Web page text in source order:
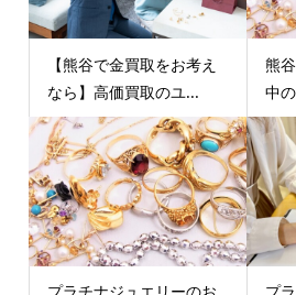
【熊谷で金買取をお考え
なら】高価買取のユ...
熊
中